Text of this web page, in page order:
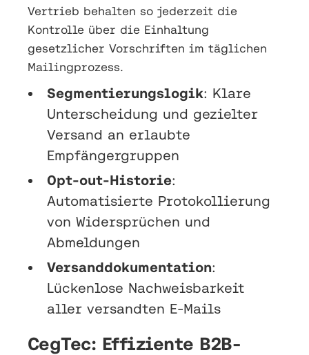
Vertrieb behalten so jederzeit die
Kontrolle über die Einhaltung
gesetzlicher Vorschriften im täglichen
Mailingprozess.
Segmentierungslogik: Klare
Unterscheidung und gezielter
Versand an erlaubte
Empfängergruppen
Opt-out-Historie:
Automatisierte Protokollierung
von Widersprüchen und
Abmeldungen
Versanddokumentation:
Lückenlose Nachweisbarkeit
aller versandten E-Mails
CegTec: Effiziente B2B-